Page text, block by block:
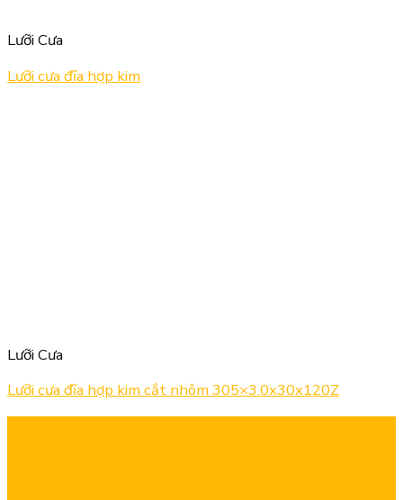
Lưỡi Cưa
Lưỡi cưa đĩa hợp kim
Lưỡi Cưa
Lưỡi cưa đĩa hợp kim cắt nhôm 305×3.0x30x120Z